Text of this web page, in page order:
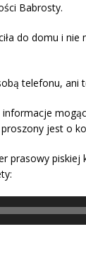
Babrosty.
do domu i nie
telefonu, ani
informacje
jest o
prasowy piskiej